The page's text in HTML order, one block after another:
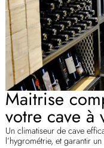
Maitrise
votre cave à
Un climatiseur de cave
l’hygrométrie, et garantir